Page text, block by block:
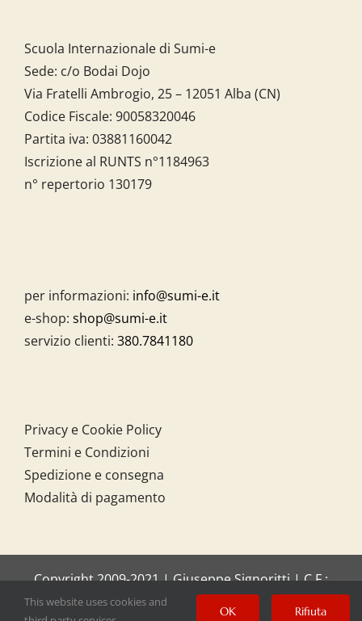
Scuola Internazionale di Sumi-e
Sede: c/o Bodai Dojo
Via Fratelli Ambrogio, 25 – 12051 Alba (CN)
Codice Fiscale: 90058320046
Partita iva: 03881160042
Iscrizione al RUNTS n°1184963
n° repertorio 130179
per informazioni: info@sumi-e.it
e-shop: shop@sumi-e.it
servizio clienti: 380.7841180
Privacy e Cookie Policy
Termini e Condizioni
Spedizione e consegna
Modalità di pagamento
Copyright 2009-2021 | Giuseppe Signoritti | C.F.:
SGNGPP61C20I158O
This website uses cookies and
OK Rifiuta